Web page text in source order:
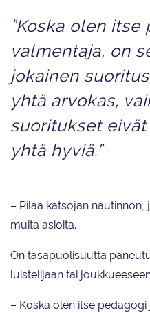
”Koska olen
valmentaja, on
jokainen
yhtä arvokas,
suoritukset
yhtä hyviä.”
– Pilaa katsojan
muita asioita.
On tasapuolisuutta
luistelijaan tai
– Koska olen itse